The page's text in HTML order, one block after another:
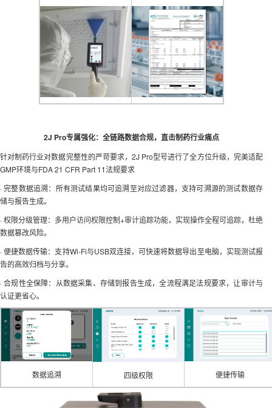
2J Pro专属强化：全链路数据合规，直击制药行业痛点
针对制药行业对数据完整性的严苛要求，2J Pro型号进行了全方位升级，完美适配
GMP环境与FDA 21 CFR Part 11法规要求
· 完整数据追溯：所有测试结果均可追溯至对应过滤器，支持可溯源的测试数据存
储与报告生成。
· 权限分级管理：多用户访问权限控制+审计追踪功能，实现操作全程可追踪，杜绝
数据篡改风险。
· 便捷数据传输：支持Wi-Fi与USB双连接，可快速将数据导出至电脑，实现测试报
告的高效归档与分享。
· 合规性全保障：从数据采集、存储到报告生成，全流程满足法规要求，让审计与
认证更省心。
数据追溯 四级权限 便捷传输